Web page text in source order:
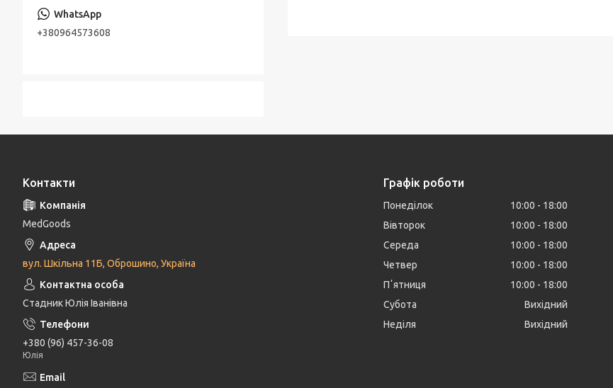
+380964573608
Контакти
MedGoods
вул. Шкільна 11Б, Оброшино, Україна
Стадник Юлія Іванівна
+380 (96) 457-36-08
Юлія
Графік роботи
Понеділок 10:00
18:00
Вівторок
10:00
18:00
Середа
10:00
18:00
Четвер
10:00
18:00
Пʼятниця
10:00
18:00
Субота
Вихідний
Неділя
Вихідний